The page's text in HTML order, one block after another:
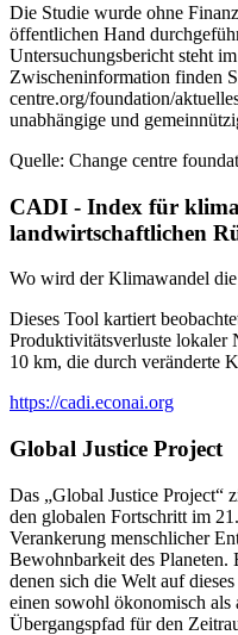
Die Studie wurde ohne
öffentlichen Hand
Untersuchungsbericht steht
Zwischeninformation finden
centre.org/foundation/
unabhängige und
Quelle: Change centre
CADI - Index für
landwirtschaftlichen
Wo wird der Klimawandel
Dieses Tool kartiert
Produktivitätsverluste lokaler
10 km, die durch veränderte
https://cadi.econai.org
Global Justice Project
Das „Global Justice Project“
den globalen Fortschritt im
Verankerung menschlicher
Bewohnbarkeit des Planeten.
denen sich die Welt auf
einen sowohl ökonomisch als
Übergangspfad für den